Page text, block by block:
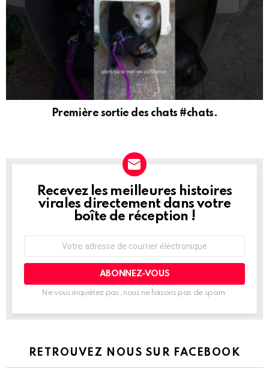
Première sortie des chats #chats.
NEWSLETTER
Recevez les meilleures histoires
virales directement dans votre
boîte de réception !
courrier
Ne vous inquiétez pas, nous ne faisons pas de spam.
RETROUVEZ NOUS SUR FACEBOOK